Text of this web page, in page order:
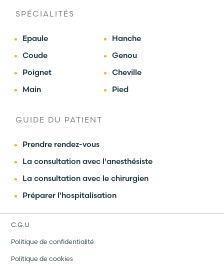
SPÉCIALITÉS
Epaule
Hanche
Coude
Genou
Poignet
Cheville
Main
Pied
GUIDE DU PATIENT
Prendre rendez-vous
La consultation avec l'anesthésiste
La consultation avec le chirurgien
Préparer l'hospitalisation
C.G.U
Politique de confidentialité
Politique de cookies